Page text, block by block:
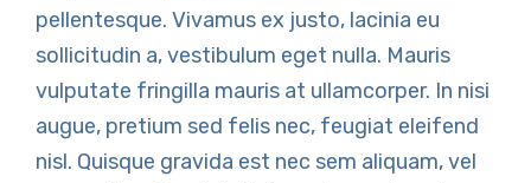
pellentesque. Vivamus ex justo, lacinia eu
sollicitudin a, vestibulum eget nulla. Mauris
vulputate fringilla mauris at ullamcorper. In nisi
augue, pretium sed felis nec, feugiat eleifend
nisl. Quisque gravida est nec sem aliquam, vel